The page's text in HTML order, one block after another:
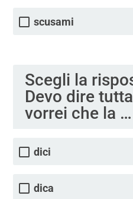
scusami
Scegli la
Devo dire
vorrei che la …
dici
dica